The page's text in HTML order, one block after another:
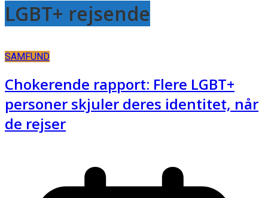
LGBT+ rejsende
SAMFUND
Chokerende rapport: Flere LGBT+
personer skjuler deres identitet, når
de rejser